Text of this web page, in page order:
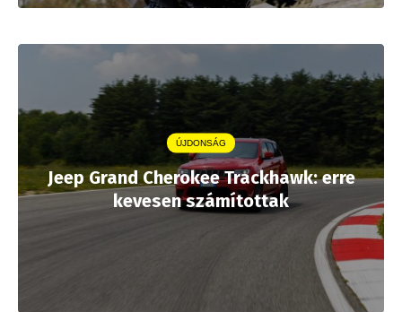
ÚJDONSÁG
Jeep Grand Cherokee Trackhawk: erre
kevesen számítottak